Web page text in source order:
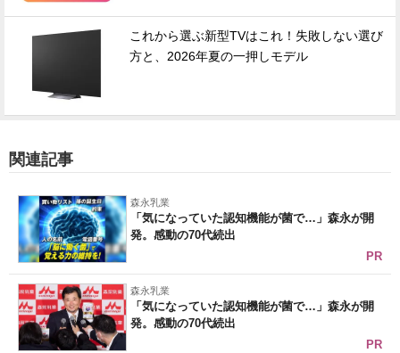
これから選ぶ新型TVはこれ！失敗しない選び
方と、2026年夏の一押しモデル
関連記事
森永乳業
「気になっていた認知機能が菌で…」森永が開
発。感動の70代続出
PR
森永乳業
「気になっていた認知機能が菌で…」森永が開
発。感動の70代続出
PR